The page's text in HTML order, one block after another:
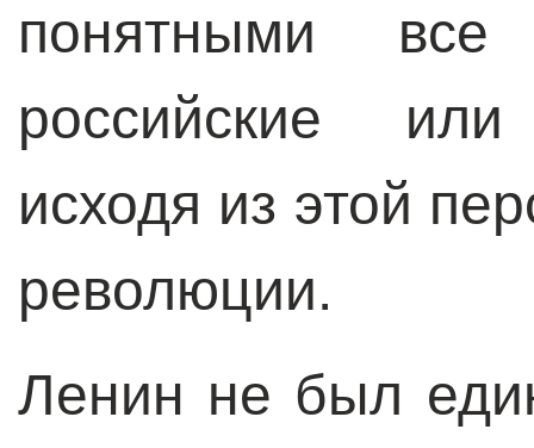
понятными
российские или
исходя из этой
революции.
Ленин не был